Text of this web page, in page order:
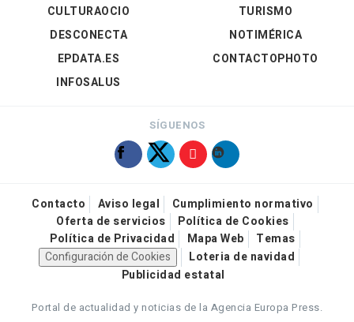
CULTURAOCIO
DESCONECTA
EPDATA.ES
INFOSALUS
TURISMO
NOTIMÉRICA
CONTACTOPHOTO
SÍGUENOS
Contacto Aviso legal
Cumplimiento normativo
Oferta de servicios
Política de Cookies
Política de Privacidad
Mapa Web
Temas
Configuración de Cookies
Loteria de navidad
Publicidad estatal
Portal de actualidad y noticias de la Agencia Europa Press.